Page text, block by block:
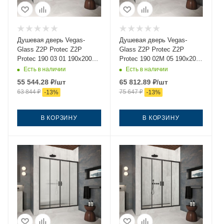
Душевая дверь Vegas-
Glass Z2P Protec Z2P
Protec 190 03 01 190х200
стекло прозрачное
профиль золото
Есть в наличии
55 544.28 ₽/шт
63 844₽ -13%
В КОРЗИНУ
Душевая дверь Vegas-
Glass Z2P Protec Z2P
Protec 190 02М 05 190х200
стекло тонированное
профиль черный
Есть в наличии
65 812.89₽/шт
75 647₽ -13%
В КОРЗИНУ